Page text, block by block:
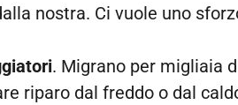
nostra. Ci vuole uno
. Migrano per migliaia
riparo dal freddo o dal